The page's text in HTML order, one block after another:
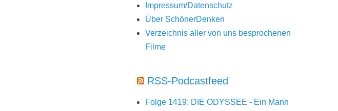
Impressum/Datenschutz
Über SchönerDenken
Verzeichnis aller von uns besprochenen
Filme
RSS-Podcastfeed
Folge 1419: DIE ODYSSEE - Ein Mann